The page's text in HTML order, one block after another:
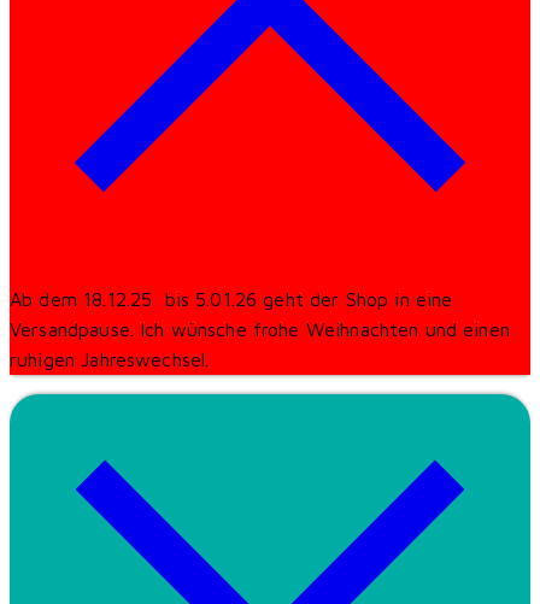
Ab dem 18.12.25 bis 5.01.26 geht der Shop in eine
Versandpause. Ich wünsche frohe Weihnachten und einen
ruhigen Jahreswechsel.